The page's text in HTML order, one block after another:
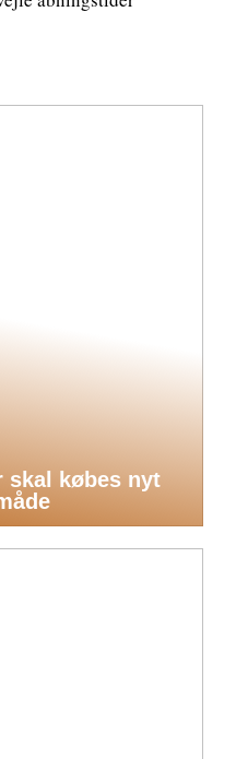
skal købes nyt